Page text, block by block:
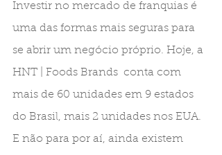
Investir no mercado de franquias é
uma das formas mais seguras para
se abrir um negócio próprio. Hoje, a
HNT | Foods Brands  conta com
mais de 60 unidades em 9 estados
do Brasil, mais 2 unidades nos EUA.
E não para por aí, ainda existem